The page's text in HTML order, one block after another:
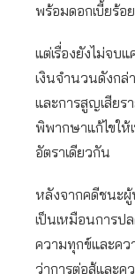
พร้อมดอกเบี้ยร้อ
แต่เรื่องยังไม่จบ
เงินจำนวนดังกล่
และการสูญเสียร
พิพากษาแก้ไขให้
อัตราเดียวกัน
หลังจากคดีชนะผู้
เป็นเหมือนการป
ความทุกข์และค
ว่าการต่อสู้และ